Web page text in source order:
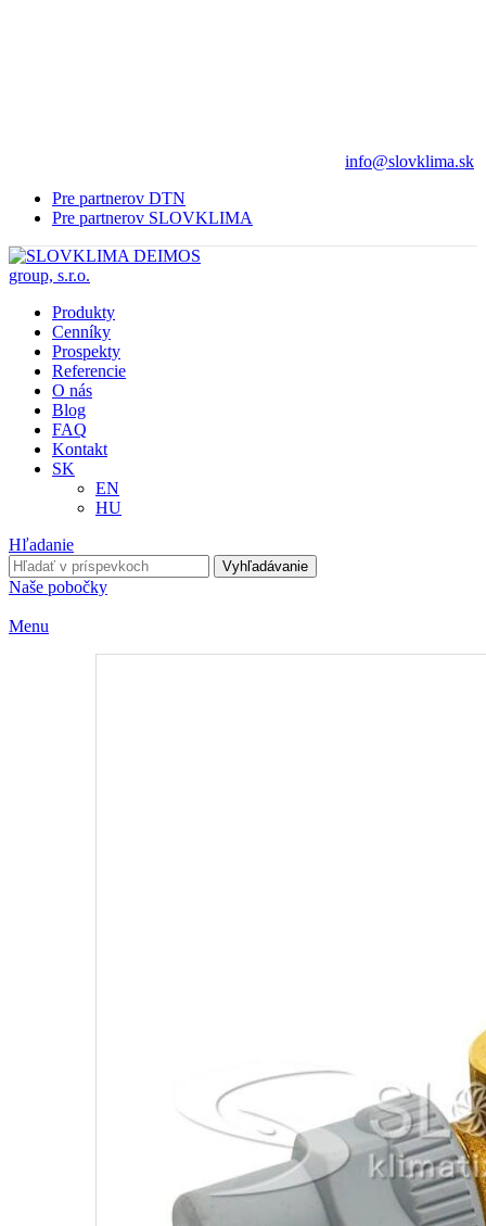
info@slovklima.sk
Pre partnerov DTN
Pre partnerov SLOVKLIMA
Produkty
Cenníky
Prospekty
Referencie
O nás
Blog
FAQ
Kontakt
SK
EN
HU
Hľadanie
Vyhľadávanie
Naše pobočky
Menu